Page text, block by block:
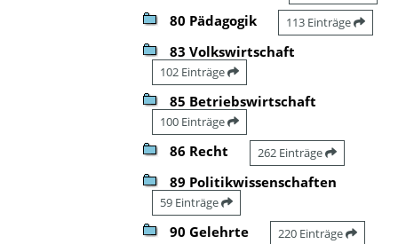
80 Pädagogik 113 Einträge
83 Volkswirtschaft
102 Einträge
85 Betriebswirtschaft
100 Einträge
86 Recht 262 Einträge
89 Politikwissenschaften
59 Einträge
90 Gelehrte 220 Einträge